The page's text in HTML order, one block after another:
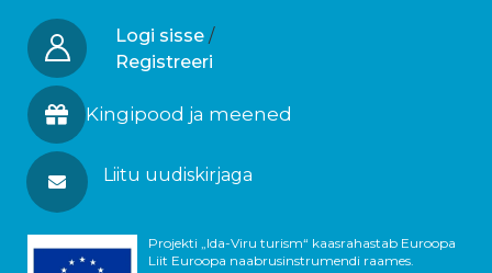
Logi sisse /
Registreeri
Kingipood ja meened
Liitu uudiskirjaga
Projekti „Ida-Viru turism“ kaasrahastab Euroopa
Liit Euroopa naabrusinstrumendi raames.